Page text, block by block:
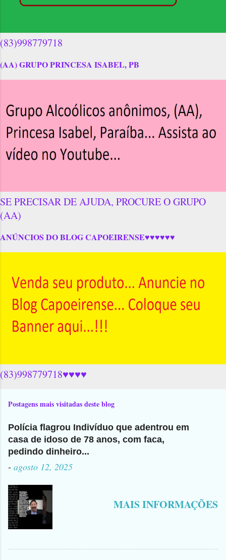
(83)998779718
(AA) GRUPO PRINCESA ISABEL, PB
SE PRECISAR DE AJUDA, PROCURE O GRUPO
(AA)
ANÚNCIOS DO BLOG CAPOEIRENSE♥♥♥♥♥♥
(83)998779718♥♥♥♥
Postagens mais visitadas deste blog
Polícia flagrou Indivíduo que adentrou em
casa de idoso de 78 anos, com faca,
pedindo dinheiro...
- agosto 12, 2025
MAIS INFORMAÇÕES